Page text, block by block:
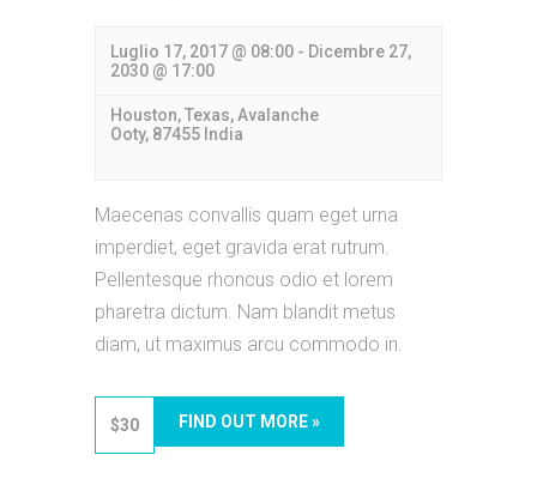
Luglio 17, 2017 @ 08:00 - Dicembre 27,
2030 @ 17:00
Houston, Texas, Avalanche
Ooty, 87455 India
Maecenas convallis quam eget urna
imperdiet, eget gravida erat rutrum.
Pellentesque rhoncus odio et lorem
pharetra dictum. Nam blandit metus
diam, ut maximus arcu commodo in.
$30 FIND OUT MORE »